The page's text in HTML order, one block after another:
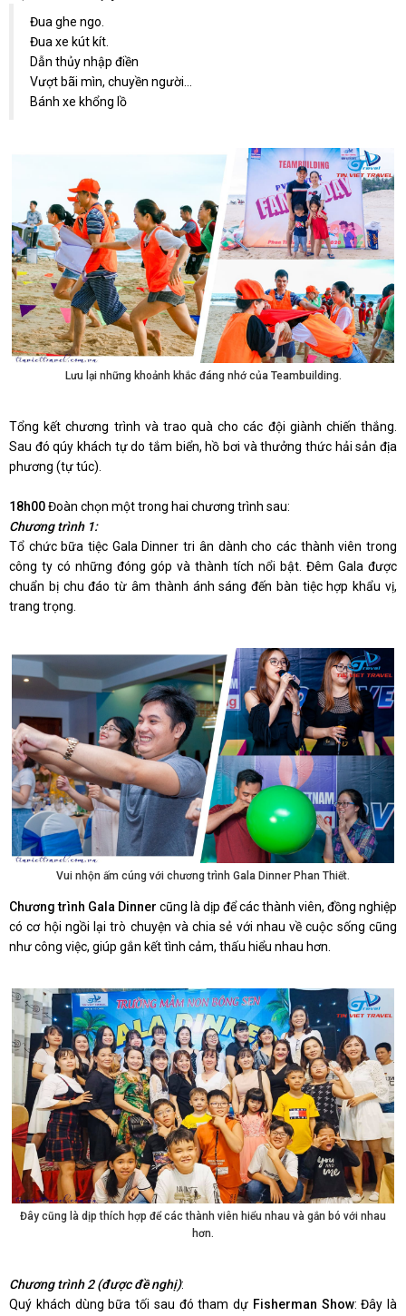
Đua ghe ngo.
Đua xe kút kít.
Dẫn thủy nhập điền
Vượt bãi mìn, chuyền người…
Bánh xe khổng lồ
Lưu lại những khoảnh khắc đáng nhớ của Teambuilding.
Tổng kết chương trình và trao quà cho các đội giành chiến thắng.
Sau đó qúy khách tự do tắm biển, hồ bơi và thưởng thức hải sản địa
phương (tự túc).
18h00Đoàn chọn một trong hai chương trình sau:
Chương trình 1:
Tổ chức bữa tiệc Gala Dinner tri ân dành cho các thành viên trong
công ty có những đóng góp và thành tích nổi bật. Đêm Gala được
chuẩn bị chu đáo từ âm thành ánh sáng đến bàn tiệc hợp khẩu vị,
trang trọng.
Vui nhộn ấm cúng với chương trình Gala Dinner Phan Thiết.
Chương trình Gala Dinner cũng là dịp để các thành viên, đồng nghiệp
có cơ hội ngồi lại trò chuyện và chia sẻ với nhau về cuộc sống cũng
như công việc, giúp gắn kết tình cảm, thấu hiểu nhau hơn.
Đây cũng là dịp thích hợp để các thành viên hiểu nhau và gắn bó với nhau
hơn.
Chương trình 2 (được đề nghị):
Quý khách dùng bữa tối sau đó tham dự Fisherman Show: Đây là